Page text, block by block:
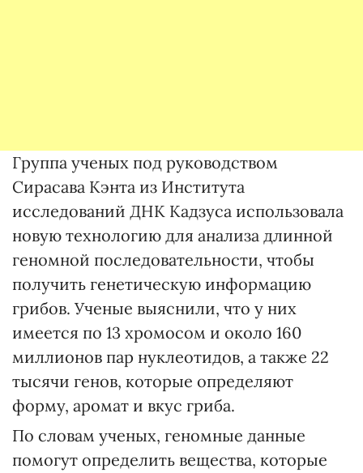
Группа ученых под руководством
Сирасава Кэнта из Института
исследований ДНК Кадзуса использовала
новую технологию для анализа длинной
геномной последовательности, чтобы
получить генетическую информацию
грибов. Ученые выяснили, что у них
имеется по 13 хромосом и около 160
миллионов пар нуклеотидов, а также 22
тысячи генов, которые определяют
форму, аромат и вкус гриба.
По словам ученых, геномные данные
помогут определить вещества, которые